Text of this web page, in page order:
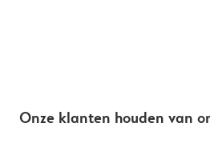
Onze klanten houden van